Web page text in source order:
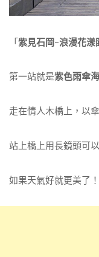
「紫見石岡-浪漫花漾
第一站就是紫色雨傘海
走在情人木橋上，以
站上橋上用長鏡頭可
如果天氣好就更美了！